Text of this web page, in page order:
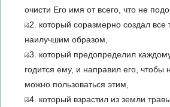
очисти Его имя от всего, что не
2. который соразмерно создал все
наилучшим образом,
3. который предопределил
годится ему, и направил его, чтобы
можно пользоваться этим,
4. который взрастил из земли